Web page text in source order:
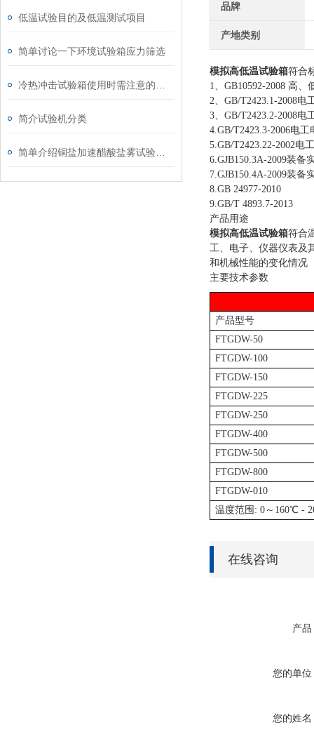
低温试验目的及低温测试项目
简单讨论一下环境试验箱应力筛选
简介试验机分类
品牌
产地类别
模拟高低温试验箱符合
1、GB10592-2008 高
2、GB/T2423.1-2008电
3、GB/T2423.2-2008电
4.GB/T2423.3-2006电
5.GB/T2423.22-2002电
6.GJB150.3A-2009装
7.GJB150.4A-2009装
8.GB 24977-2010
9.GB/T 4893.7-2013
产品用途
模拟高低温试验箱符合
工、电子、仪器仪表及
和机械性能的变化情况
主要技术参数
产品型号
FTGDW-50
FTGDW-100
FTGDW-150
FTGDW-225
FTGDW-250
FTGDW-400
FTGDW-500
FTGDW-800
FTGDW-010
温度范围 : 0～160℃ -
在线咨询
产品
您的单位
您的姓名